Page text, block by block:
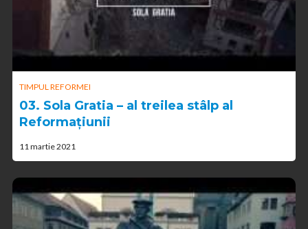
TIMPUL REFORMEI
03. Sola Gratia – al treilea stâlp al
Reformațiunii
11 martie 2021